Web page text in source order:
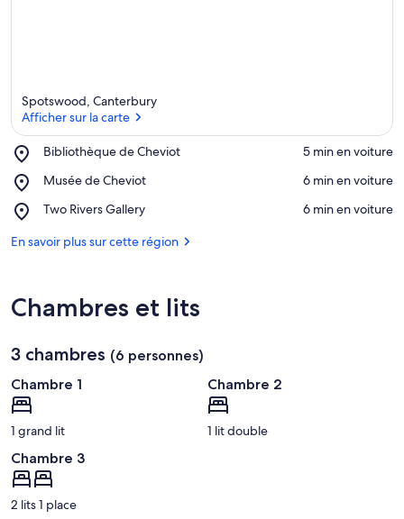
Spotswood, Canterbury
Afficher sur la carte
Bibliothèque de Cheviot
Place,
de
‪5 min en voiture‬
Musée de Cheviot
Place,
de
‪6 min en voiture‬
Two Rivers Gallery
Place,
Rivers
‪6 min en voiture‬
En savoir plus sur cette région
Chambres et lits
3 chambres (6 personnes)
Chambre 1
1 grand lit
Chambre 2
1 lit double
Chambre 3
2 lits 1 place